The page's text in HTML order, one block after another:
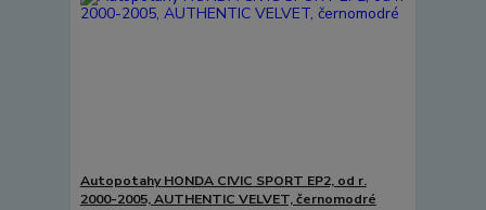
Autopotahy HONDA CIVIC SPORT EP2, od r.
2000-2005, AUTHENTIC VELVET, černomodré